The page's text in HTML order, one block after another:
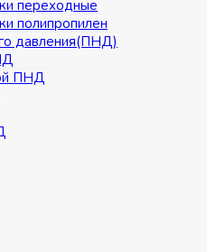
переходные
полипропилен
давления(ПНД)
ПНД